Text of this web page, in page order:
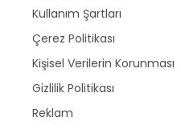
Kullanım Şartları
Çerez Politikası
Kişisel Verilerin Korunması
Gizlilik Politikası
Reklam